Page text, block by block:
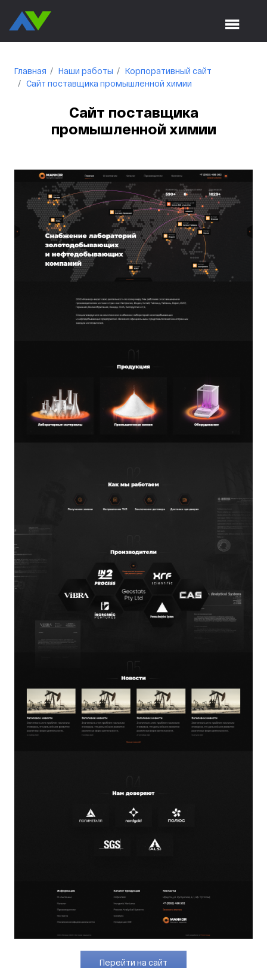
Главная Наши работы
Корпоративный сайт
Сайт поставщика промышленной химии
Сайт поставщика
промышленной химии
Перейти на сайт